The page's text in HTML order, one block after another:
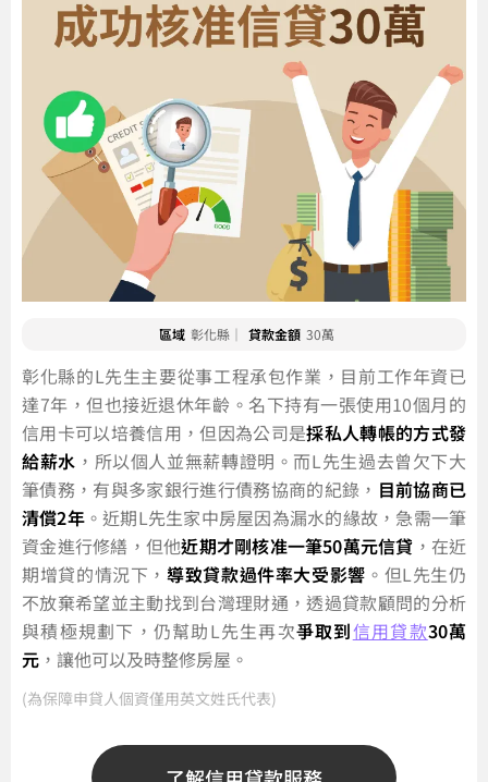
區域 彰化縣｜ 貸款金額 30萬
彰化縣的L先生主要從事工程承包作業，目前工作年資已
達7年，但也接近退休年齡。名下持有一張使用10個月的
信用卡可以培養信用，但因為公司是採私人轉帳的方式發
給薪水 ，所以個人並無薪轉證明。而L先生過去曾欠下大
筆債務，有與多家銀行進行債務協商的紀錄， 目前協商已
清償2年。近期L先生家中房屋因為漏水的緣故，急需一筆
資金進行修繕，但他近期才剛核准一筆50萬元信貸 ，在近
期增貸的情況下， 導致貸款過件率大受影響 。但L先生仍
不放棄希望並主動找到台灣理財通，透過貸款顧問的分析
與積極規劃下，仍幫助L先生再次爭取到信用貸款30萬
元 ，讓他可以及時整修房屋。
(為保障申貸人個資僅用英文姓氏代表)